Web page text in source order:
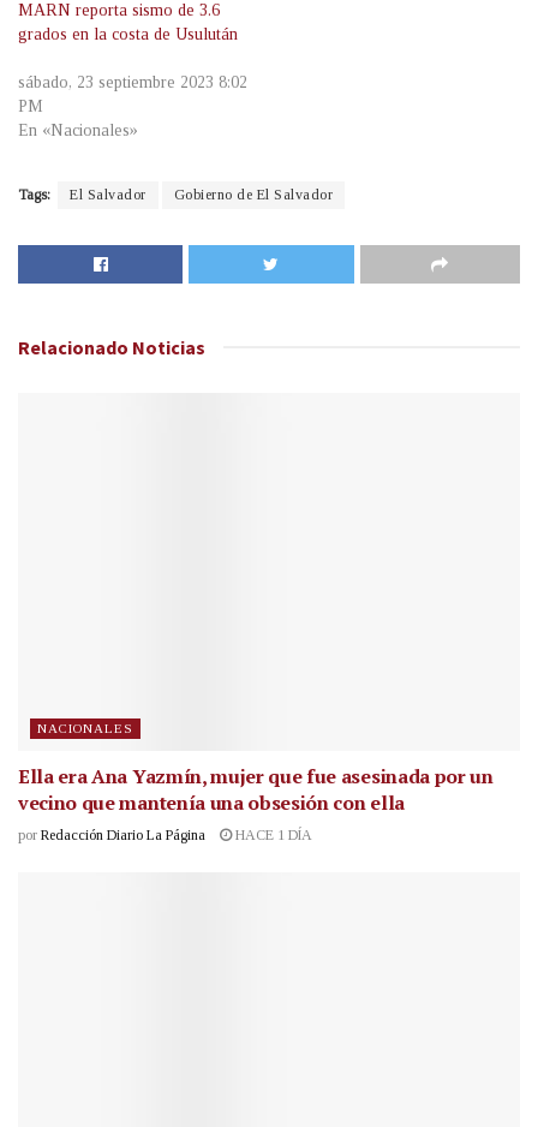
MARN reporta sismo de 3.6
grados en la costa de Usulután
sábado, 23 septiembre 2023 8:02
PM
En «Nacionales»
Tags: El Salvador Gobierno de El Salvador
Relacionado Noticias
NACIONALES
Ella era Ana Yazmín, mujer que fue asesinada por un
vecino que mantenía una obsesión con ella
por Redacción Diario La Página HACE 1 DÍA